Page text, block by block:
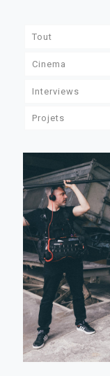
Tout
Cinema
Interviews
Projets